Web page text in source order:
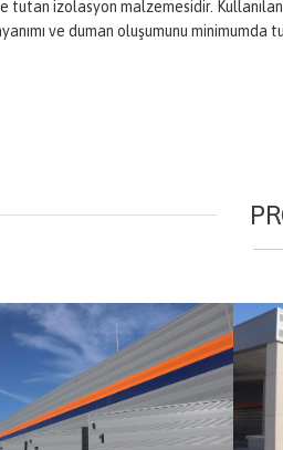
tutan izolasyon malzemesidir.
ve duman oluşumunu